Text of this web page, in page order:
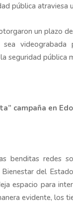
pública atraviesa
un plazo
seguridad pública
campaña en
benditas redes
del
espacio para
evidente, los